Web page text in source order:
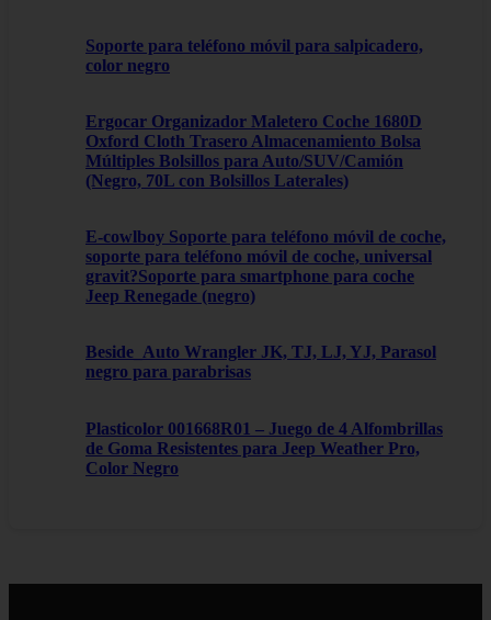
Soporte para teléfono móvil para salpicadero,
color negro
Ergocar Organizador Maletero Coche 1680D
Oxford Cloth Trasero Almacenamiento Bolsa
Múltiples Bolsillos para Auto/SUV/Camión
(Negro, 70L con Bolsillos Laterales)
E-cowlboy Soporte para teléfono móvil de coche,
soporte para teléfono móvil de coche, universal
gravit?Soporte para smartphone para coche
Jeep Renegade (negro)
Beside_Auto Wrangler JK, TJ, LJ, YJ, Parasol
negro para parabrisas
Plasticolor 001668R01 – Juego de 4 Alfombrillas
de Goma Resistentes para Jeep Weather Pro,
Color Negro